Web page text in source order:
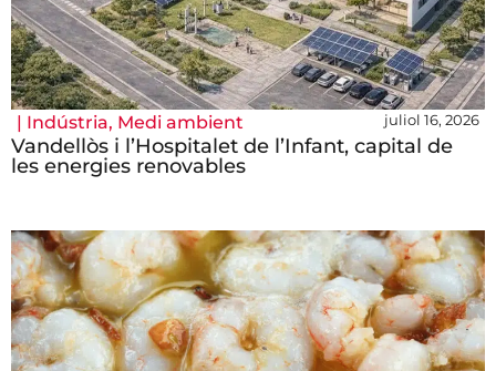
| Indústria, Medi ambient juliol 16, 2026
Vandellòs i l’Hospitalet de l’Infant, capital de
les energies renovables